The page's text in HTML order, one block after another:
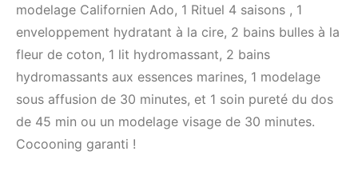
modelage Californien Ado, 1 Rituel 4 saisons , 1
enveloppement hydratant à la cire, 2 bains bulles à la
fleur de coton, 1 lit hydromassant, 2 bains
hydromassants aux essences marines, 1 modelage
sous affusion de 30 minutes, et 1 soin pureté du dos
de 45 min ou un modelage visage de 30 minutes.
Cocooning garanti !